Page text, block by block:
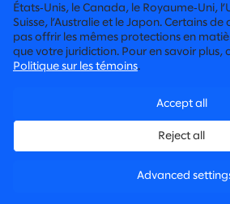
CONSEIL RÉSOLUMENT HUMAIN
©2026 SLALOM, INC. TOUS DROITS
POLITIQUE DE CONFIDENTIALITÉ DES
États‑Unis, le Canada, le Royaume‑Uni,
Suisse, l’Australie et le Japon. Certains de
pas offrir les mêmes protections en
que votre juridiction. Pour en savoir plus,
Politique sur les témoins.
Accept all
Reject all
Advanced